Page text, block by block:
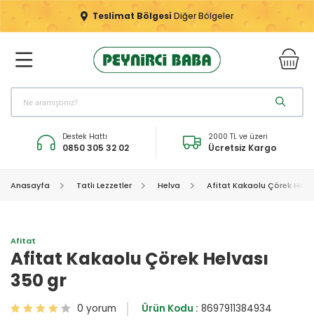
Teslimat Bölgesi Diğer Bölgeler
Destek Hattı
0850 305 32 02
2000 TL ve üzeri
Ücretsiz Kargo
Anasayfa Tatlı Lezzetler Helva Afitat Kakaolu Çörek
Afitat
Afitat Kakaolu Çörek Helvası
350 gr
0 yorum Ürün Kodu : 8697911384934